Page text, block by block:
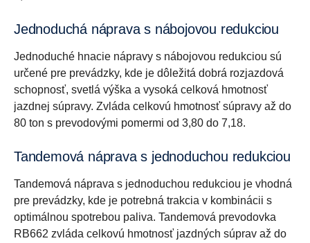
Jednoduchá náprava s nábojovou redukciou
Jednoduché hnacie nápravy s nábojovou redukciou sú
určené pre prevádzky, kde je dôležitá dobrá rozjazdová
schopnosť, svetlá výška a vysoká celková hmotnosť
jazdnej súpravy. Zvláda celkovú hmotnosť súpravy až do
80 ton s prevodovými pomermi od 3,80 do 7,18.
Tandemová náprava s jednoduchou redukciou
Tandemová náprava s jednoduchou redukciou je vhodná
pre prevádzky, kde je potrebná trakcia v kombinácii s
optimálnou spotrebou paliva. Tandemová prevodovka
RB662 zvláda celkovú hmotnosť jazdných súprav až do